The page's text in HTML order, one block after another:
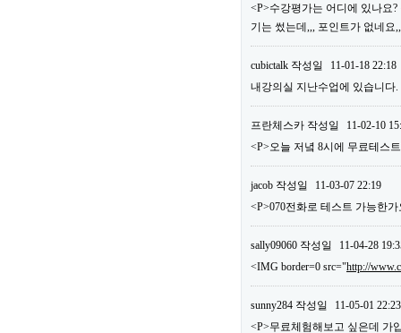
<P>수강평가는 어디에 있나요
기는 썼는데,,, 포인트가 없네요
cubictalk 작성일
11-01-18 22:18
내강의실 지난수업에 있습니다.
프란체스카 작성일
11-02-10
<P>오늘 저녘 8시에 무료테스
jacob 작성일
11-03-07 22:19
<P>070전화로 테스트 가능한가
sally09060 작성일
11-04-28
<IMG border=0 src="http://
sunny284 작성일
11-05-01 22:23
<P>무료체험해보고 싶은데 가